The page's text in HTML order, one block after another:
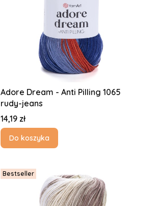
Adore Dream - Anti Pilling 1065
rudy-jeans
Cena
14,19 zł
Do koszyka
Bestseller